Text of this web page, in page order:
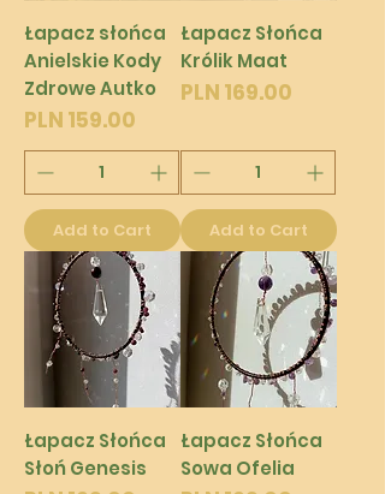
Łapacz słońca
Anielskie Kody
Zdrowe Autko
Price
PLN 159.00
Add to Cart
Łapacz Słońca
Królik Maat
Price
PLN 169.00
Add to Cart
Łapacz Słońca
Słoń Genesis
Łapacz Słońca
Sowa Ofelia